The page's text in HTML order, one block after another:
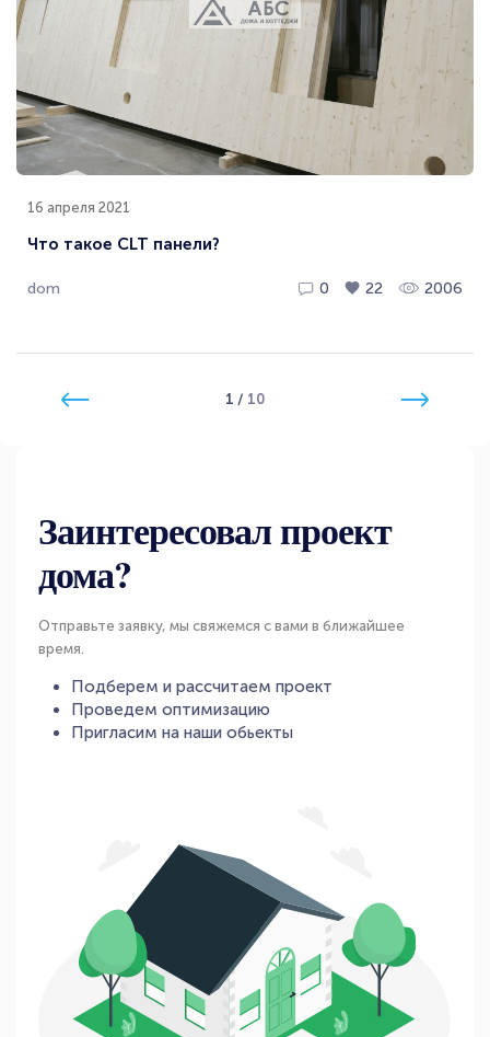
16 апреля 2021
Что такое CLT панели?
dom 0 22 2006
1 / 10
Заинтересовал проект
дома?
Отправьте заявку, мы свяжемся с вами в ближайшее
время.
Подберем и рассчитаем проект
Проведем оптимизацию
Пригласим на наши обьекты